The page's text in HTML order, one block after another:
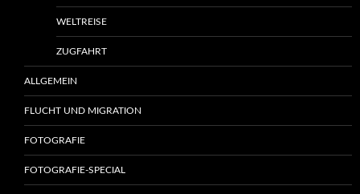
WELTREISE
ZUGFAHRT
ALLGEMEIN
FLUCHT UND MIGRATION
FOTOGRAFIE
FOTOGRAFIE-SPECIAL